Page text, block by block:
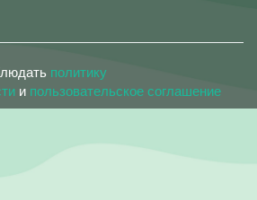
политику
и пользовательское соглашение